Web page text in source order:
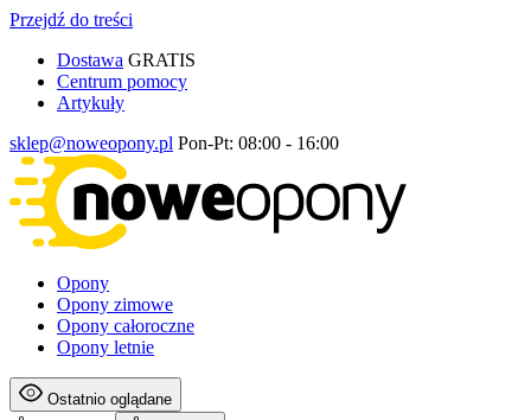
Przejdź do treści
Dostawa GRATIS
Centrum pomocy
Artykuły
sklep@noweopony.pl Pon-Pt: 08:00 - 16:00
Opony
Opony zimowe
Opony całoroczne
Opony letnie
Ostatnio oglądane